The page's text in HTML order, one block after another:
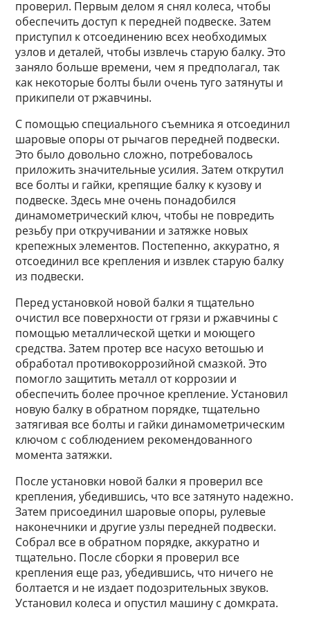
проверил. Первым делом я снял колеса, чтобы
обеспечить доступ к передней подвеске. Затем
приступил к отсоединению всех необходимых
узлов и деталей, чтобы извлечь старую балку. Это
заняло больше времени, чем я предполагал, так
как некоторые болты были очень туго затянуты и
прикипели от ржавчины.
С помощью специального съемника я отсоединил
шаровые опоры от рычагов передней подвески.
Это было довольно сложно, потребовалось
приложить значительные усилия. Затем открутил
все болты и гайки, крепящие балку к кузову и
подвеске. Здесь мне очень понадобился
динамометрический ключ, чтобы не повредить
резьбу при откручивании и затяжке новых
крепежных элементов. Постепенно, аккуратно, я
отсоединил все крепления и извлек старую балку
из подвески.
Перед установкой новой балки я тщательно
очистил все поверхности от грязи и ржавчины с
помощью металлической щетки и моющего
средства. Затем протер все насухо ветошью и
обработал противокоррозийной смазкой. Это
помогло защитить металл от коррозии и
обеспечить более прочное крепление. Установил
новую балку в обратном порядке, тщательно
затягивая все болты и гайки динамометрическим
ключом с соблюдением рекомендованного
момента затяжки.
После установки новой балки я проверил все
крепления, убедившись, что все затянуто надежно.
Затем присоединил шаровые опоры, рулевые
наконечники и другие узлы передней подвески.
Собрал все в обратном порядке, аккуратно и
тщательно. После сборки я проверил все
крепления еще раз, убедившись, что ничего не
болтается и не издает подозрительных звуков.
Установил колеса и опустил машину с домкрата.